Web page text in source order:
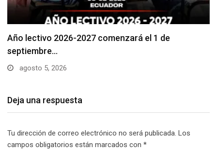
Se suspenderá servicio de agua potable en varios…
agosto 5, 2026
Deja una respuesta
Tu dirección de correo electrónico no será publicada. Los
campos obligatorios están marcados con *